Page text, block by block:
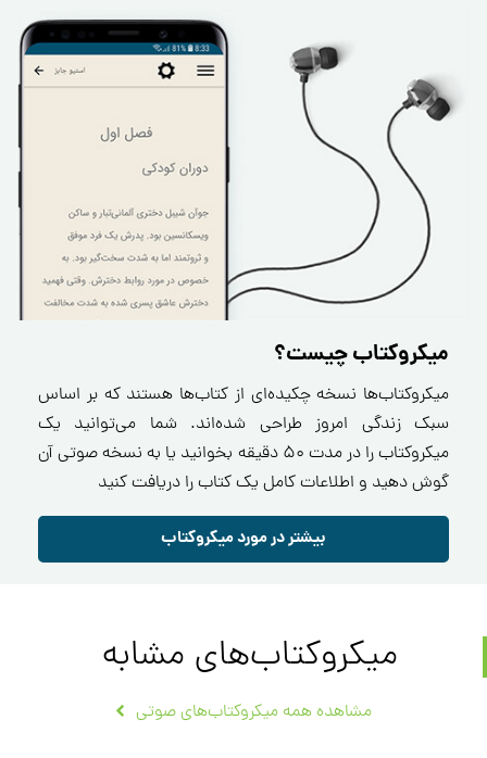
میکروکتاب چیست؟
میکروکتاب‌ها نسخه چکیده‌ای از کتاب‌ها هستند که بر اساس
سبک زندگی امروز طراحی شده‌اند. شما می‌توانید یک
میکروکتاب را در مدت ۵۰ دقیقه بخوانید یا به نسخه صوتی آن
گوش دهید و اطلاعات کامل یک کتاب را دریافت کنید
بیشتر در مورد میکروکتاب
میکروکتاب‌های مشابه
مشاهده همه میکروکتاب‌های صوتی